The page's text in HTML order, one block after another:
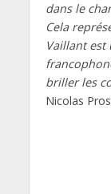
dans le
Cela
Vaillant
briller les
Nicolas